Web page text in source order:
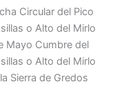
Circular del Pico
o Alto del Mirlo
Mayo Cumbre del
o Alto del Mirlo
Sierra de Gredos